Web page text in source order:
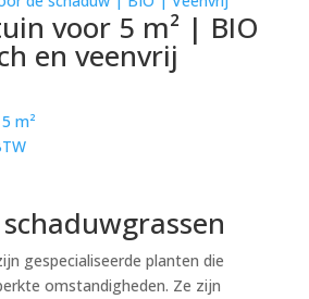
voor 5 m² | BIO
en veenvrij
m²
gespecialiseerde planten die
omstandigheden. Ze zijn